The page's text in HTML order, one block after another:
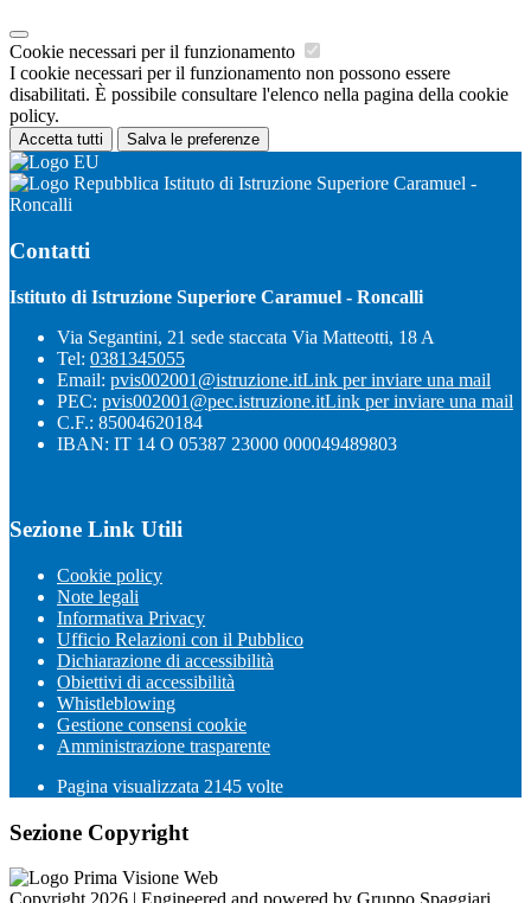
Cookie necessari per il funzionamento
I cookie necessari per il funzionamento non possono essere
disabilitati. È possibile consultare l'elenco nella pagina della cookie
policy.
Accetta tutti Salva le preferenze
Istituto di Istruzione Superiore Caramuel -
Roncalli
Contatti
Istituto di Istruzione Superiore Caramuel - Roncalli
Via Segantini, 21 sede staccata Via Matteotti, 18 A
Tel: 0381345055
Email: pvis002001@istruzione.itLink per inviare una mail
PEC: pvis002001@pec.istruzione.itLink per inviare una mail
C.F.: 85004620184
IBAN: IT 14 O 05387 23000 000049489803
Sezione Link Utili
Cookie policy
Note legali
Informativa Privacy
Ufficio Relazioni con il Pubblico
Dichiarazione di accessibilità
Obiettivi di accessibilità
Whistleblowing
Gestione consensi cookie
Amministrazione trasparente
Pagina visualizzata 2145 volte
Sezione Copyright